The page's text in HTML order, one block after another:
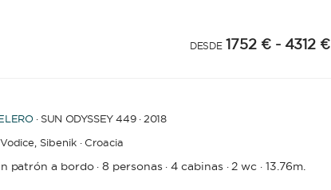
DESDE 1752 € - 4312 €
· SUN ODYSSEY 449 · 2018
Vodice, Sibenik · Croacia
patrón a bordo·8 personas ·4 cabinas · 2 wc · 13.76m.